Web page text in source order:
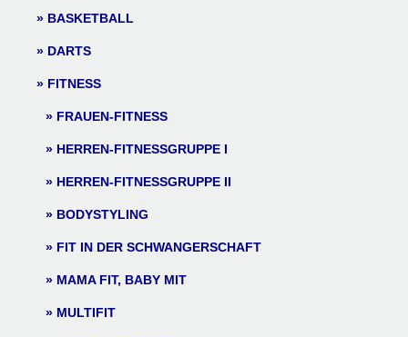
BASKETBALL
DARTS
FITNESS
FRAUEN-FITNESS
HERREN-FITNESSGRUPPE I
HERREN-FITNESSGRUPPE II
BODYSTYLING
FIT IN DER SCHWANGERSCHAFT
MAMA FIT, BABY MIT
MULTIFIT